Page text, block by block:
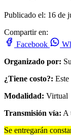
Publicado el: 16 de
Compartir en:
Facebook
Organizado por:
¿Tiene costo?: Este
Modalidad: Virtual
Transmisión vía: A
Se entregarán